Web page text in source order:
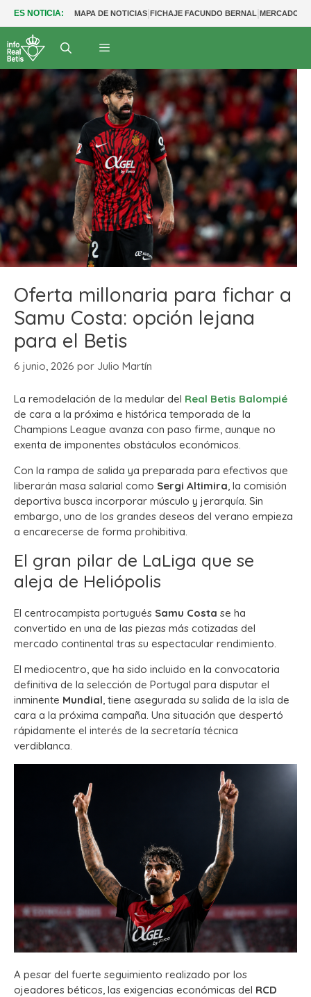
ES NOTICIA: MAPA DE NOTICIAS|FICHAJE FACUNDO BERNAL|MERCADO
Oferta millonaria para fichar a
Samu Costa: opción lejana
para el Betis
6 junio, 2026 por Julio Martín
La remodelación de la medular del Real Betis Balompié
de cara a la próxima e histórica temporada de la
Champions League avanza con paso firme, aunque no
exenta de imponentes obstáculos económicos.
Con la rampa de salida ya preparada para efectivos que
liberarán masa salarial como Sergi Altimira, la comisión
deportiva busca incorporar músculo y jerarquía. Sin
embargo, uno de los grandes deseos del verano empieza
a encarecerse de forma prohibitiva.
El gran pilar de LaLiga que se
aleja de Heliópolis
El centrocampista portugués Samu Costa se ha
convertido en una de las piezas más cotizadas del
mercado continental tras su espectacular rendimiento.
El mediocentro, que ha sido incluido en la convocatoria
definitiva de la selección de Portugal para disputar el
inminente Mundial, tiene asegurada su salida de la isla de
cara a la próxima campaña. Una situación que despertó
rápidamente el interés de la secretaría técnica
verdiblanca.
A pesar del fuerte seguimiento realizado por los
ojeadores béticos, las exigencias económicas del RCD